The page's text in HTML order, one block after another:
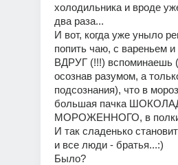
холодильника и вроде
два раза...
И вот, когда уже уныло
попить чаю, с вареньем
ВДРУГ (!!!) вспоминаешь
осознав разумом, а
подсознания), что в
большая пачка
МОРОЖЕННОГО, в
И так сладенько
и все люди - братья...:)
Было?